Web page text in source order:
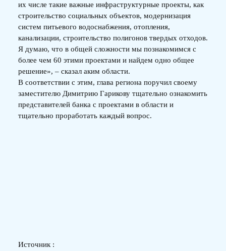
их числе такие важные инфраструктурные проекты, как
строительство социальных объектов, модернизация
систем питьевого водоснабжения, отопления,
канализации, строительство полигонов твердых отходов.
Я думаю, что в общей сложности мы познакомимся с
более чем 60 этими проектами и найдем одно общее
решение», – сказал аким области.
В соответствии с этим, глава региона поручил своему
заместителю Димитрию Гарикову тщательно ознакомить
представителей банка с проектами в области и
тщательно проработать каждый вопрос.
Источник :